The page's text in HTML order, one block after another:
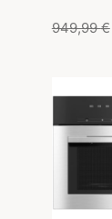
949,99€